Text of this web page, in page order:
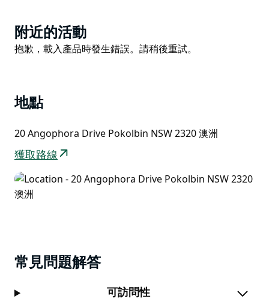
場所。
Vista One 是在獵人谷中心尋找豪華住宿的朋友、家人、
Product
List
附近的活動
Product
抱歉，載入產品時發生錯誤。請稍後重試。
地點
20 Angophora Drive Pokolbin NSW 2320 澳洲
獲取路線
常見問題解答
可訪問性